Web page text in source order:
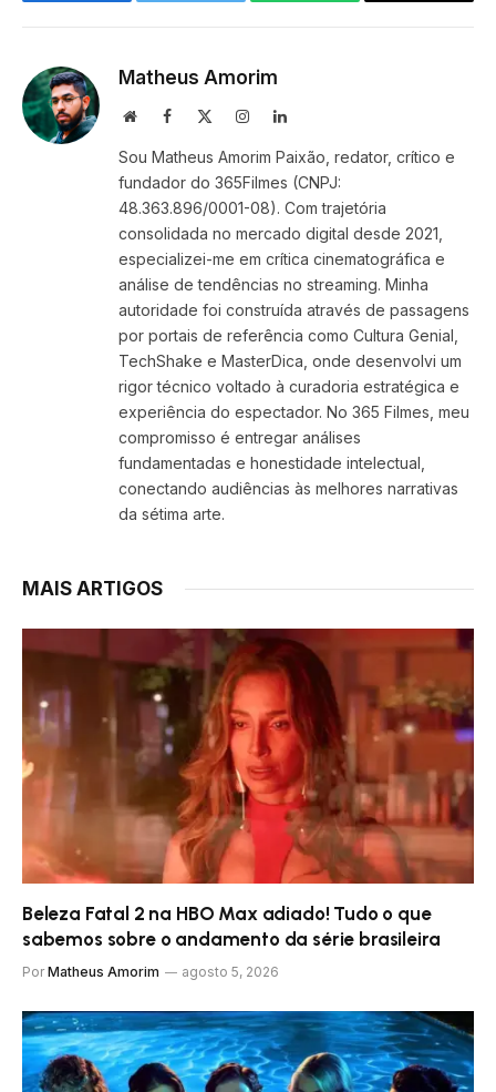
Matheus Amorim
WebsiteFacebook InstagramLinkedIn
Sou Matheus Amorim Paixão, redator, crítico e
fundador do 365Filmes (CNPJ:
48.363.896/0001-08). Com trajetória
consolidada no mercado digital desde 2021,
especializei-me em crítica cinematográfica e
análise de tendências no streaming. Minha
autoridade foi construída através de passagens
por portais de referência como Cultura Genial,
TechShake e MasterDica, onde desenvolvi um
rigor técnico voltado à curadoria estratégica e
experiência do espectador. No 365 Filmes, meu
compromisso é entregar análises
fundamentadas e honestidade intelectual,
conectando audiências às melhores narrativas
da sétima arte.
MAIS ARTIGOS
Beleza Fatal 2 na HBO Max adiado! Tudo o que
sabemos sobre o andamento da série brasileira
Por Matheus Amorim agosto 5, 2026